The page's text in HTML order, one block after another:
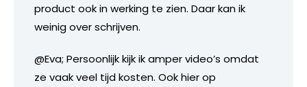
product ook in werking te zien. Daar kan ik
weinig over schrijven.
@Eva; Persoonlijk kijk ik amper video’s omdat
ze vaak veel tijd kosten. Ook hier op